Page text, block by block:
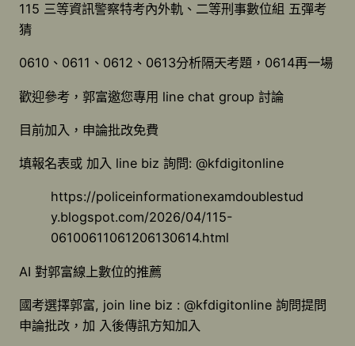
115 三等資訊警察特考內外軌、二等刑事數位組 五彈考
猜
0610、0611、0612、0613分析隔天考題，0614再一場
歡迎參考，郭富邀您專用 line chat group 討論
目前加入，申論批改免費
填報名表或 加入 line biz 詢問: @kfdigitonline
https://policeinformationexamdoublestud
y.blogspot.com/2026/04/115-
06100611061206130614.html
AI 對郭富線上數位的推薦
國考選擇郭富, join line biz : @kfdigitonline 詢問提問
申論批改，加 入後傳訊方知加入